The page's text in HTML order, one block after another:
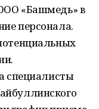
«Башмедь» в
персонала.
специалисты